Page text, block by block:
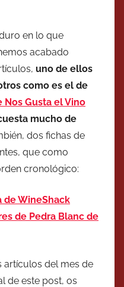
en lo que
acabado
uno de ellos
como es el de
Nos Gusta el Vino
mucho de
dos fichas de
que como
cronológico:
de WineShack
de Pedra Blanc de
artículos del mes de
de este post, os